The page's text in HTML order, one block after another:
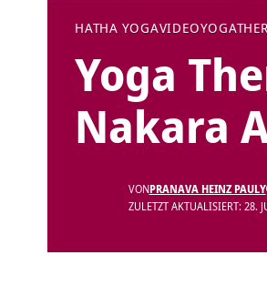
HATHA YOGAVIDEO
Yoga
Nakara
ZULETZT AKTUALISIERT: 28.
VONPRANAVA HEINZ PAULY